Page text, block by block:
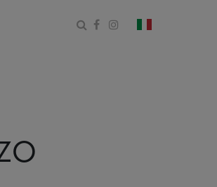
Apri il modulo di ricerca
Facebook
Instagram
cambia